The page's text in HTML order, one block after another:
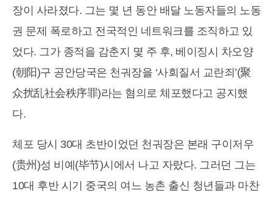
장이 사라졌다. 그는 몇 년 동안 배달 노동자들의 노동
권 문제 폭로하고 전국적인 네트워크를 조직하고 있
었다. 그가 종적을 감춘지 몇 주 후, 베이징시 차오양
(朝阳)구 공안당국은 천궈장을 ‘사회질서 교란죄’(聚
众扰乱社会秩序罪)라는 혐의로 체포했다고 공지했
다.
체포 당시 30대 초반이었던 천궈장은 본래 구이저우
(贵州)성 비예(毕节)시에서 나고 자랐다. 그러던 그는
10대 후반 시기 중국의 여느 농촌 출신 청년들과 마찬